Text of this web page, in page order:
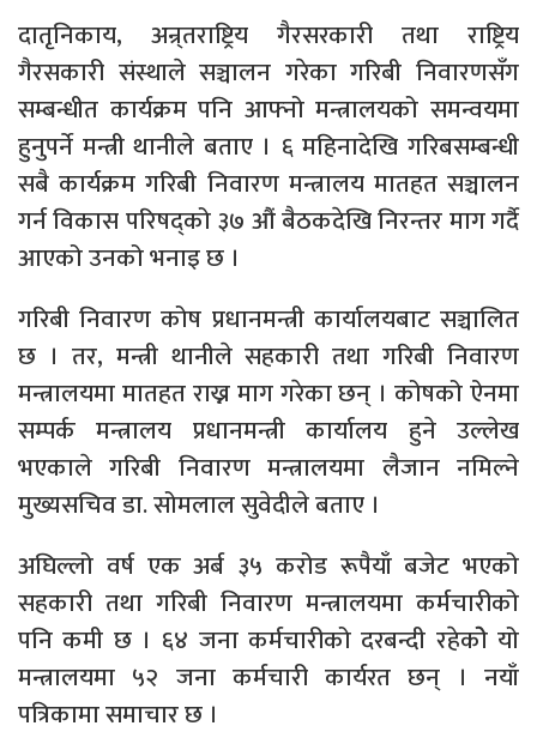
दातृनिकाय, अन्र्तराष्ट्रिय गैरसरकारी तथा राष्ट्रिय
गैरसकारी संस्थाले सञ्चालन गरेका गरिबी निवारणसँग
सम्बन्धीत कार्यक्रम पनि आफ्नो मन्त्रालयको समन्वयमा
हुनुपर्ने मन्त्री थानीले बताए । ६ महिनादेखि गरिबसम्बन्धी
सबै कार्यक्रम गरिबी निवारण मन्त्रालय मातहत सञ्चालन
गर्न विकास परिषद्को ३७ औं बैठकदेखि निरन्तर माग गर्दै
आएको उनको भनाइ छ ।
गरिबी निवारण कोष प्रधानमन्त्री कार्यालयबाट सञ्चालित
छ । तर, मन्त्री थानीले सहकारी तथा गरिबी निवारण
मन्त्रालयमा मातहत राख्न माग गरेका छन् । कोषको ऐनमा
सम्पर्क मन्त्रालय प्रधानमन्त्री कार्यालय हुने उल्लेख
भएकाले गरिबी निवारण मन्त्रालयमा लैजान नमिल्ने
मुख्यसचिव डा. सोमलाल सुवेदीले बताए ।
अघिल्लो वर्ष एक अर्ब ३५ करोड रूपैयाँ बजेट भएको
सहकारी तथा गरिबी निवारण मन्त्रालयमा कर्मचारीको
पनि कमी छ । ६४ जना कर्मचारीको दरबन्दी रहेकोे यो
मन्त्रालयमा ५२ जना कर्मचारी कार्यरत छन् । नयाँ
पत्रिकामा समाचार छ ।